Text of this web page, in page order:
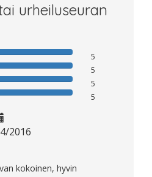
urheiluseuran
5
5
5
5
2016
kokoinen, hyvin